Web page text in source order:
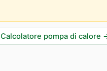
Calcolatore pompa di calore